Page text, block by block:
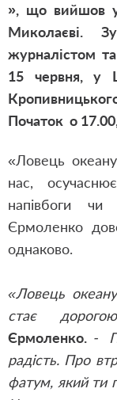
», що вийшов у
Миколаєві.
журналістом
15 червня, у
Початок о
«Ловець
нас,
напівбоги
Єрмоленко
однаково.
«Ловець
стає
Єрмоленко. -
радість. Про
фатум, який ти